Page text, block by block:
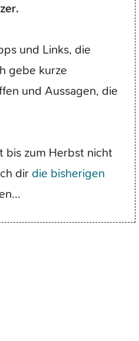
und Links, die
gebe kurze
und Aussagen, die
bis zum Herbst nicht
dir die bisherigen